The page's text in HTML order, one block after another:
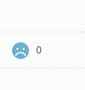
0